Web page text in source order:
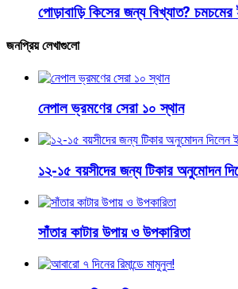
পোড়াবাড়ি কিসের জন্য বিখ্যাত?
জনপ্রিয় লেখাগুলো
নেপাল ভ্রমণের সেরা ১০ স্থান
১২-১৫ বয়সীদের জন্য টিকার অনুমোদন
সাঁতার কাটার উপায় ও উপকারিতা